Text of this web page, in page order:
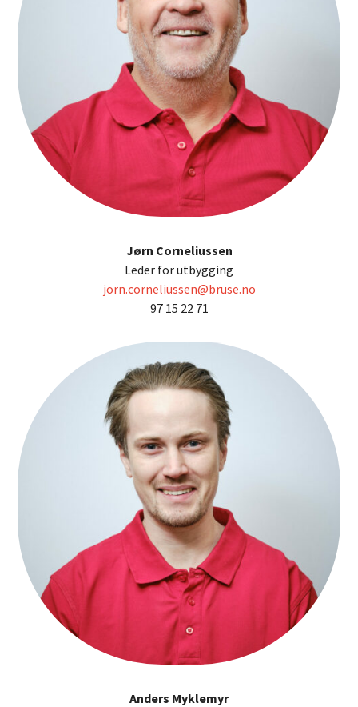
Jørn Corneliussen
Leder for utbygging
jorn.corneliussen@bruse.no
97 15 22 71
Anders Myklemyr